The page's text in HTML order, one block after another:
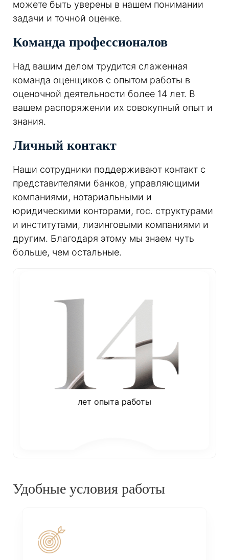
можете быть уверены в нашем понимании
задачи и точной оценке.
Команда профессионалов
Над вашим делом трудится слаженная
команда оценщиков с опытом работы в
оценочной деятельности более 14 лет. В
вашем распоряжении их совокупный опыт и
знания.
Личный контакт
Наши сотрудники поддерживают контакт с
представителями банков, управляющими
компаниями, нотариальными и
юридическими конторами, гос. структурами
и институтами, лизинговыми компаниями и
другим. Благодаря этому мы знаем чуть
больше, чем остальные.
лет опыта работы
Удобные условия работы